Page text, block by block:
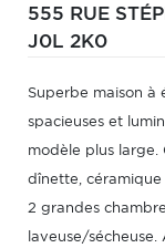
555 RUE
J0L 2K0
Superbe maison à
spacieuses et
modèle plus large.
dînette,
2 grandes
laveuse/sécheuse.